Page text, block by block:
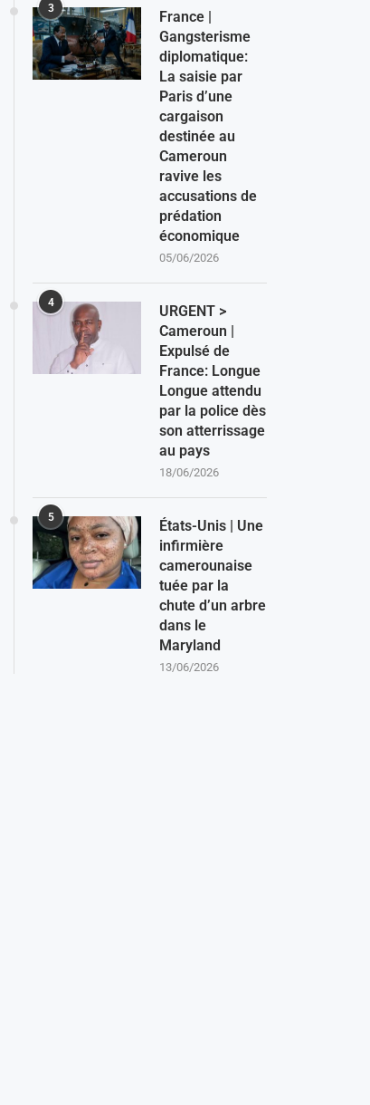
3
France |
Gangsterisme
diplomatique:
La saisie par
Paris d’une
cargaison
destinée au
Cameroun
ravive les
accusations de
prédation
économique
05/06/2026
4
URGENT >
Cameroun |
Expulsé de
France: Longue
Longue attendu
par la police dès
son atterrissage
au pays
18/06/2026
5
États-Unis | Une
infirmière
camerounaise
tuée par la
chute d’un arbre
dans le
Maryland
13/06/2026